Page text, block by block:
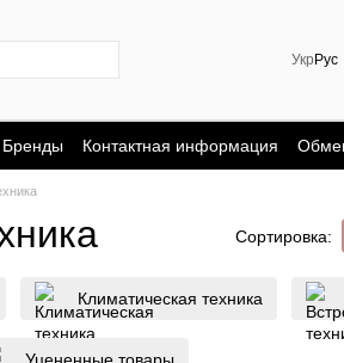
Укр Рус
Бренды Контактная информация
Сортировка:
Климатическая техника